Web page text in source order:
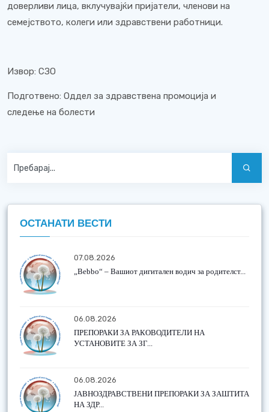
доверливи лица, вклучувајќи пријатели, членови на
семејството, колеги или здравствени работници.
Извор: СЗО
Подготвено: Оддел за здравствена промоција и
следење на болести
ОСТАНАТИ ВЕСТИ
07.08.2026
„Bebbo“ – Вашиот дигитален водич за родителст...
06.08.2026
ПРЕПОРАКИ ЗА РАКОВОДИТЕЛИ НА
УСТАНОВИТЕ ЗА ЗГ...
06.08.2026
ЈАВНОЗДРАВСТВЕНИ ПРЕПОРАКИ ЗА ЗАШТИТА
НА ЗДР...